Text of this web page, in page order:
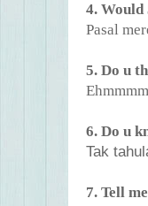
4. Would
Pasal
5. Do u
6. Do u
Tak
7. Tell